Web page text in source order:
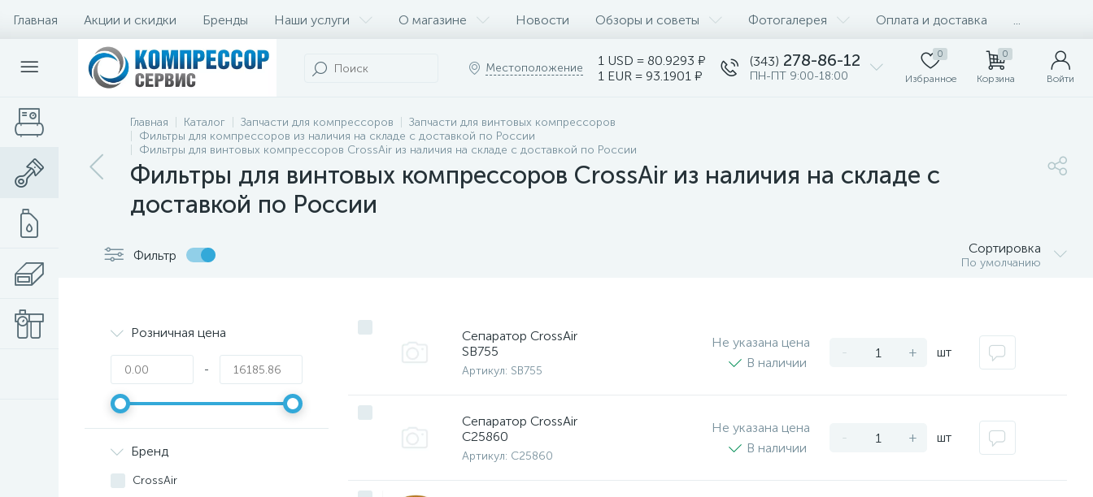
Главная Акции и скидки Бренды Наши услуги О магазине Новости Обзоры и советы Фотогалерея Оплата и доставка
Местоположение
1 USD = 80.9293 ₽
1 EUR = 93.1901 ₽
(343) 278-86-12
ПН-ПТ 9:00-18:00
0
Избранное
0
Корзина Войти
Главная Каталог Запчасти для компрессоров
Запчасти для винтовых компрессоров
Фильтры для компрессоров из наличия на складе с доставкой по России
Фильтры для винтовых компрессоров CrossAir из наличия на складе с доставкой по России
Фильтры для винтовых компрессоров CrossAir из наличия на складе с
доставкой по России
Фильтр Сортировка
По умолчанию
Розничная цена
-
Бренд
CrossAir
Cепаратор CrossAir
SB755
Артикул: SB755
Не указана цена
В наличии
- + шт
Cепаратор CrossAir
C25860
Артикул: C25860
Не указана цена
В наличии
- + шт